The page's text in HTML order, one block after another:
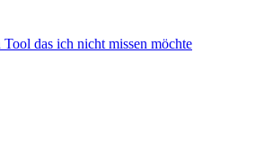
das ich nicht missen möchte